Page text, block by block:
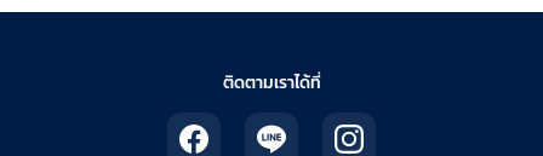
ติดตามเราได้ที่